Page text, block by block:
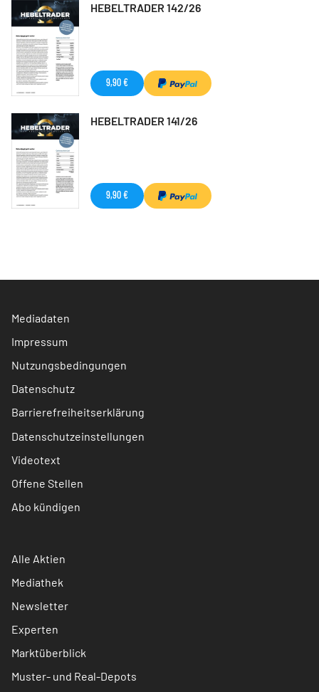
HEBELTRADER 142/26
9,90 €
HEBELTRADER 141/26
9,90 €
Mediadaten
Impressum
Nutzungsbedingungen
Datenschutz
Barrierefreiheitserklärung
Datenschutzeinstellungen
Videotext
Offene Stellen
Abo kündigen
Alle Aktien
Mediathek
Newsletter
Experten
Marktüberblick
Muster- und Real-Depots